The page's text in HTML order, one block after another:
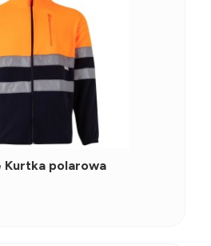
Kurtka polarowa